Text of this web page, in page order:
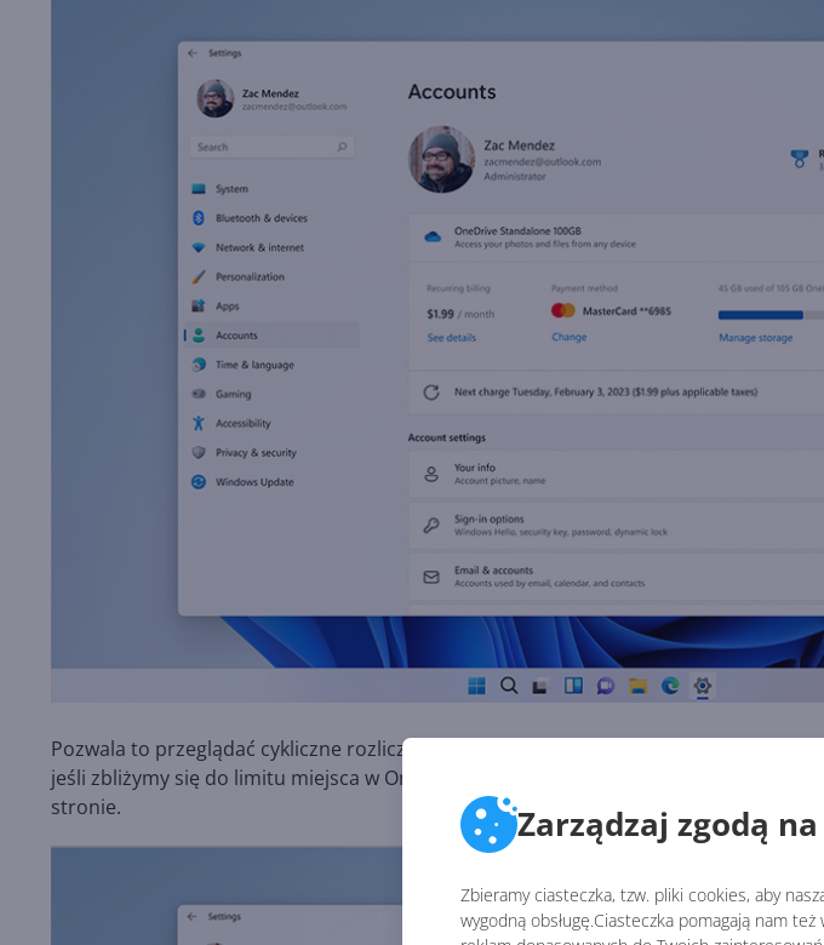
Zarządzaj zgodą
Zbieramy ciasteczka, tzw. pliki cookies, aby
wygodną obsługę.Ciasteczka pomagają nam
Pozwala to przeglądać cykliczne rozliczenia, metody płatności i wykorzystania
jeśli zbliżymy się do limitu miejsca w OneDrive lub go przekroczymy, zostaniemy o
stronie.